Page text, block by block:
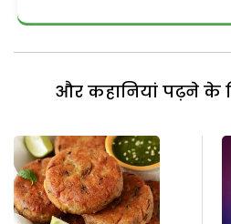
और कहानियां पढ़ने के